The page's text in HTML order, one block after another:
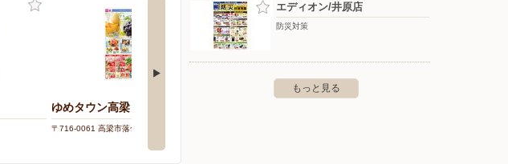
ゆめタウン高梁
〒716-0061 高梁市落合町阿部1700
エディオン/井原店
防災対策
もっと見る